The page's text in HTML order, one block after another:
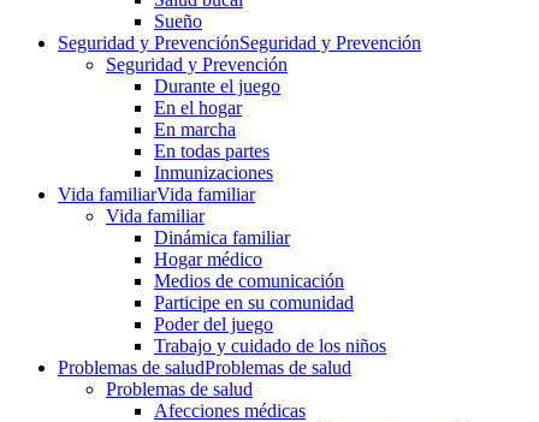
Sueño
Seguridad y PrevenciónSeguridad y Prevención
Seguridad y Prevención
Durante el juego
En el hogar
En marcha
En todas partes
Inmunizaciones
Vida familiarVida familiar
Vida familiar
Dinámica familiar
Hogar médico
Medios de comunicación
Participe en su comunidad
Poder del juego
Trabajo y cuidado de los niños
Problemas de saludProblemas de salud
Problemas de salud
Afecciones médicas